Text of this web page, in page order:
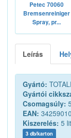
Petec 70060
Bremsenreiniger
Spray, pr...
Leírás
Gyártó:
Gyártói
Csomagsúly:
EAN:
Kiszerelés: 5
3 db/karton